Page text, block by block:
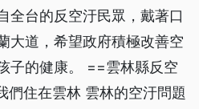
全台的反空汙民眾，戴著口
大道，希望政府積極改善空
子的健康。 ==雲林縣反空
們住在雲林 雲林的空汙問題